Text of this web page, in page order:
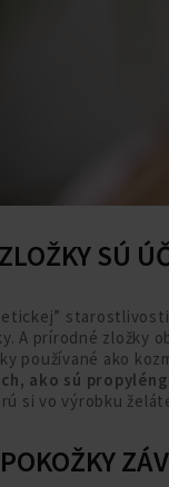
SÚ
A prírodné
používané ako
ako sú
si vo výrobku